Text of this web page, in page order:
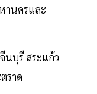
านครและ
นบุรี สระแก้ว
ราด